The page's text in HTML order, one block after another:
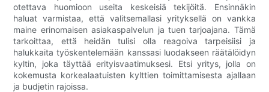
otettava huomioon useita keskeisiä tekijöitä. Ensinnäkin
haluat varmistaa, että valitsemallasi yrityksellä on vankka
maine erinomaisen asiakaspalvelun ja tuen tarjoajana. Tämä
tarkoittaa, että heidän tulisi olla reagoiva tarpeisiisi ja
halukkaita työskentelemään kanssasi luodakseen räätälöidyn
kyltin, joka täyttää erityisvaatimuksesi. Etsi yritys, jolla on
kokemusta korkealaatuisten kylttien toimittamisesta ajallaan
ja budjetin rajoissa.